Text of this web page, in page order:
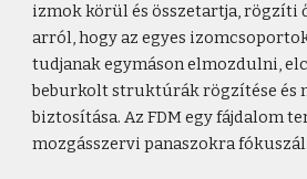
izmok körül és összetartja, rögzíti
arról, hogy az egyes
tudjanak egymáson elmozdulni,
beburkolt struktúrák rögzítése és
biztosítása. Az FDM egy fájdalom
mozgásszervi panaszokra fókuszál.